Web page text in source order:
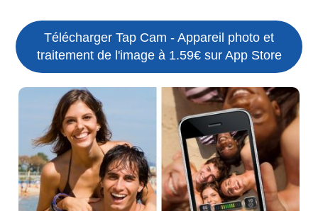
Télécharger Tap Cam - Appareil photo et
traitement de l'image à 1.59€ sur App Store